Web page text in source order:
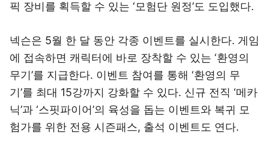
픽 장비를 획득할 수 있는 ‘모험단 원정’도 도입했다.
넥슨은 5월 한 달 동안 각종 이벤트를 실시한다. 게임
에 접속하면 캐릭터에 바로 장착할 수 있는 ‘환영의
무기’를 지급한다. 이벤트 참여를 통해 ‘환영의 무
기’를 최대 15강까지 강화할 수 있다. 신규 전직 ‘메카
닉’과 ‘스핏파이어’의 육성을 돕는 이벤트와 복귀 모
험가를 위한 전용 시즌패스, 출석 이벤트도 연다.